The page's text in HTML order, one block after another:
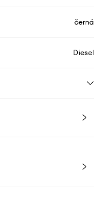
černá
Diesel